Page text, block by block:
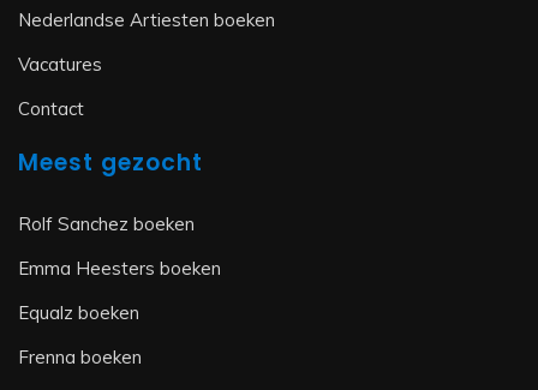
Nederlandse Artiesten boeken
Vacatures
Contact
Meest gezocht
Rolf Sanchez boeken
Emma Heesters boeken
Equalz boeken
Frenna boeken